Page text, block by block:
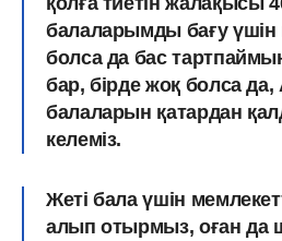
балаларымды бағу
болса да бас
бар, бірде жоқ болса
балаларын қатардан
келеміз.
Жеті бала үшін
алып отырмыз, оған да